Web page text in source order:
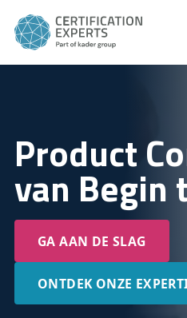
Product
van Begin
GA AAN DE SLAG
ONTDEK ONZE